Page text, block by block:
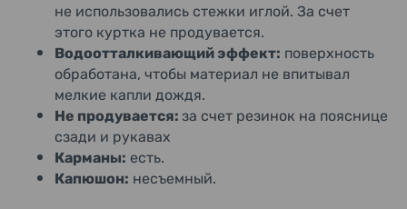
не использовались стежки иглой. За счет
этого куртка не продувается.
Водоотталкивающий эффект: поверхность
обработана, чтобы материал не впитывал
мелкие капли дождя.
Не продувается: за счет резинок на пояснице
сзади и рукавах
Карманы: есть.
Капюшон: несъемный.